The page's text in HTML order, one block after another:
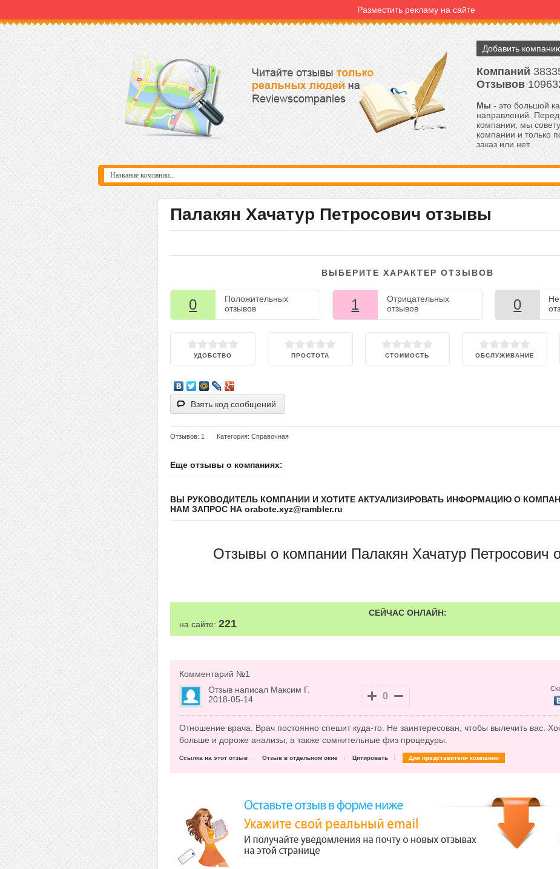
Разместить рекламу на сайте
Добавить
Компаний
Отзывов
Мы- это большой
направлений. Перед
компании, мы
компании и только
заказ или нет.
Палакян Хачатур Петросович отзывы
ВЫБЕРИТЕ ХАРАКТЕР ОТЗЫВОВ
0
Положительных
отзывов
1
Отрицательных
отзывов
0
УДОБСТВО ПРОСТОТА СТОИМОСТЬ ОБСЛУЖИВАНИЕ
Взять код сообщений
Отзывов: 1 Категория: Справочная
Еще отзывы о компаниях:
ВЫ РУКОВОДИТЕЛЬ КОМПАНИИ И ХОТИТЕ АКТУАЛИЗИРОВАТЬ ИНФОРМАЦИЮ О
НАМ ЗАПРОС НА orabote.xyz@rambler.ru
Отзывы о компании Палакян Хачатур Петросович
СЕЙЧАС ОНЛАЙН:
на сайте: 221
Комментарий №1
Отзыв написал Максим Г.
2018-05-14
0
Отношение врача. Врач постоянно спешит куда-то. Не заинтересован, чтобы вылечить вас.
больше и дороже анализы, а также сомнительные физ процедуры.
Ссылка на этот отзыв Отзыв в отдельном окне Цитировать Для представителя компании